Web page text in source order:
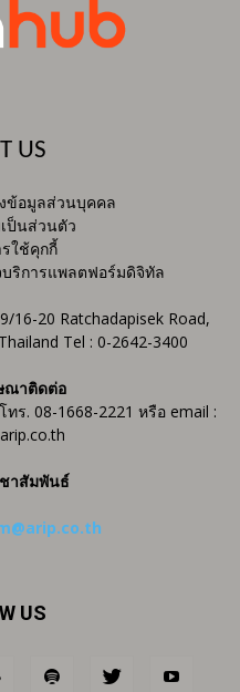
US
ข้อมูลส่วนบุคคล
ป็นส่วนตัว
ใช้คุกกี้
ริการแพลตฟอร์มดิจิทัล
16-20 Ratchadapisek Road,
Tel : 0-2642-3400
ณาติดต่อ
. 08-1668-2221 หรือ email :
าสัมพันธ์
US